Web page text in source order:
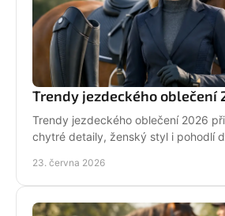
Trendy jezdeckého oblečení
Trendy jezdeckého oblečení 2026
chytré detaily, ženský styl i pohodlí
23. června 2026